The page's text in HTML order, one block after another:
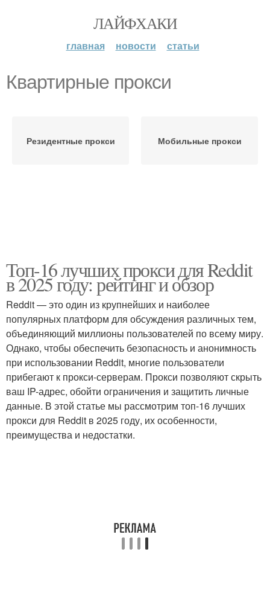
ЛАЙФХАКИ
главная новости статьи
Квартирные прокси
Резидентные прокси Мобильные прокси
Топ-16 лучших прокси для Reddit
в 2025 году: рейтинг и обзор
Reddit — это один из крупнейших и наиболее
популярных платформ для обсуждения различных тем,
объединяющий миллионы пользователей по всему миру.
Однако, чтобы обеспечить безопасность и анонимность
при использовании Reddit, многие пользователи
прибегают к прокси-серверам. Прокси позволяют скрыть
ваш IP-адрес, обойти ограничения и защитить личные
данные. В этой статье мы рассмотрим топ-16 лучших
прокси для Reddit в 2025 году, их особенности,
преимущества и недостатки.